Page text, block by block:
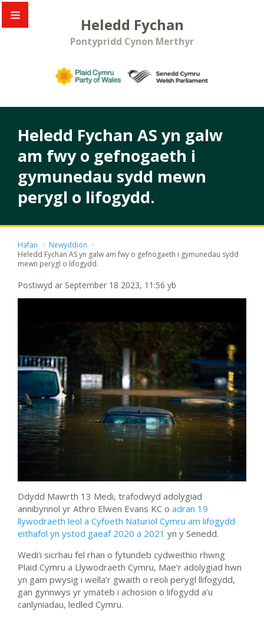
Heledd Fychan
Pontypridd Cynon Merthyr
Heledd Fychan AS yn galw
am fwy o gefnogaeth i
gymunedau sydd mewn
perygl o lifogydd.
Hafan > Newyddion >
Heledd Fychan AS yn galw am fwy o gefnogaeth i gymunedau sydd
mewn perygl o lifogydd.
Postiwyd ar September 18 2023, 11:56 yb
Ddydd Mawrth 13 Medi, trafodwyd adolygiad
annibynnol yr Athro Elwen Evans KC o adran 19
llywodraeth leol a Cyfoeth Naturiol Cymru am lifogydd
eithafol yn ystod gaeaf 2020 a 2021 yn y Senedd.
Wedi'i sicrhau fel rhan o fytundeb cydweithio rhwng
Plaid Cymru a Llywodraeth Cymru, Mae’r adolygiad hwn
yn gam pwysig i wella’r gwaith o reoli perygl llifogydd,
gan gynnwys yr ymateb i achosion o lifogydd a’u
canlyniadau, ledled Cymru.